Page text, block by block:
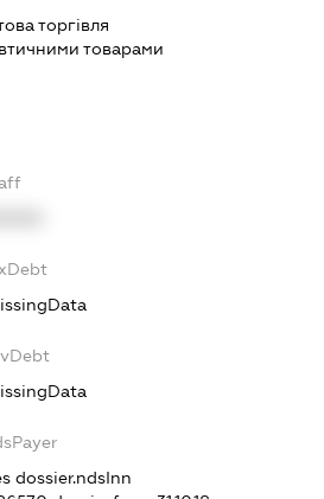
торгівля
товарами
dossier.ndsInn